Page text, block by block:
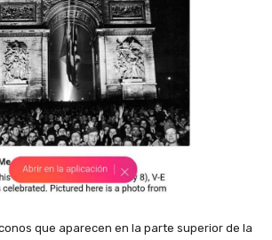
que aparecen en la parte superior de la